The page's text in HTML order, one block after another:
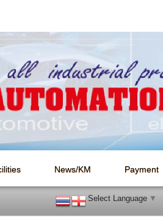
News/KM Payment
Select Language ▼